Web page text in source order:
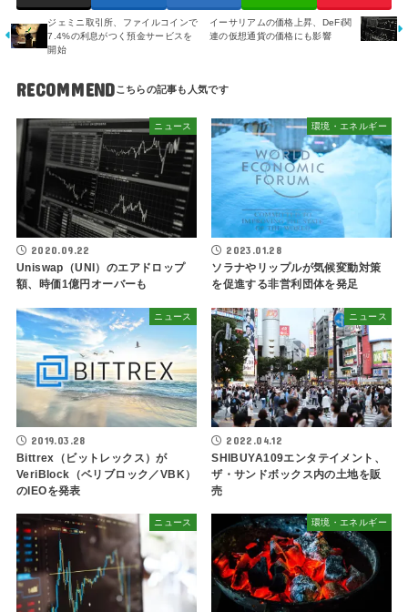
ジェミニ取引所、ファイルコインで
7.4%の利息がつく預金サービスを
開始
イーサリアムの価格上昇、DeFi関
連の仮想通貨の価格にも影響
RECOMMEND
ニュース
2020.09.22
Uniswap（UNI）のエアドロップ
額、時価1億円オーバーも
環境・エネルギー
2023.01.28
ソラナやリップルが気候変動対策
を促進する非営利団体を発足
ニュース
2019.03.28
Bittrex（ビットレックス）が
VeriBlock（ベリブロック／VBK）
のIEOを発表
ニュース
2022.04.12
SHIBUYA109エンタテイメント、
ザ・サンドボックス内の土地を販
売
ニュース 環境・エネルギー